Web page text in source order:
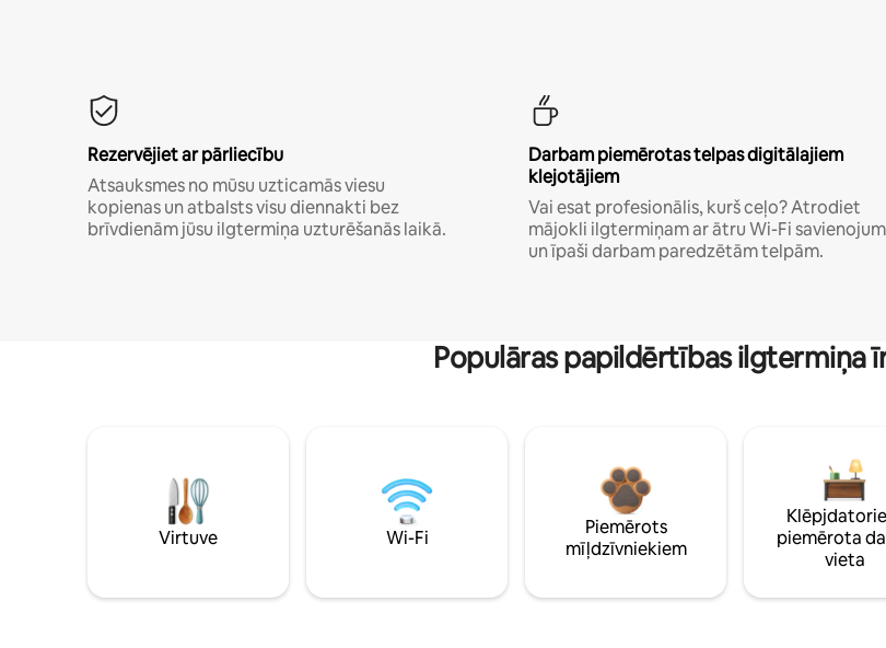
Rezervējiet ar pārliecību
Atsauksmes no mūsu uzticamās viesu
kopienas un atbalsts visu diennakti bez
brīvdienām jūsu ilgtermiņa uzturēšanās laikā.
Darbam piemērotas telpas digitālajiem
klejotājiem
Vai esat profesionālis, kurš ceļo? Atrodiet
mājokli ilgtermiņam ar ātru Wi-Fi
un īpaši darbam paredzētām telpām.
Populāras papildērtības ilgtermiņa
Virtuve Wi-Fi
Piemērots
mīļdzīvniekiem
piemērota
vieta